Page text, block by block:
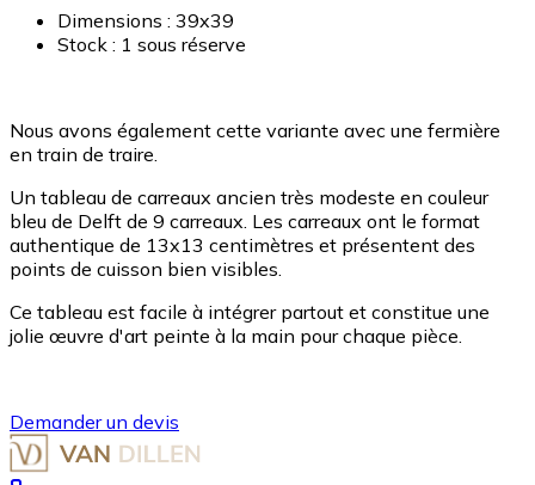
Dimensions : 39x39
Stock : 1 sous réserve
Nous avons également cette variante avec une fermière
en train de traire.
Un tableau de carreaux ancien très modeste en couleur
bleu de Delft de 9 carreaux. Les carreaux ont le format
authentique de 13x13 centimètres et présentent des
points de cuisson bien visibles.
Ce tableau est facile à intégrer partout et constitue une
jolie œuvre d'art peinte à la main pour chaque pièce.
Demander un devis